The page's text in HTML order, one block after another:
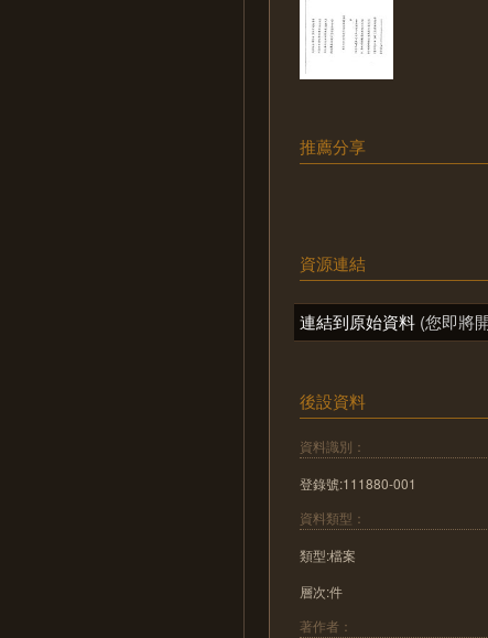
推薦分享
資源連結
連結到原始資料 (您即將
後設資料
資料識別：
登錄號:111880-001
資料類型：
類型:檔案
層次:件
著作者：